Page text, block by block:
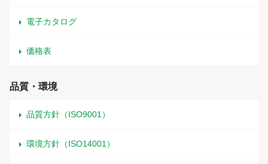
電子カタログ
価格表
品質・環境
品質方針（ISO9001）
環境方針（ISO14001）